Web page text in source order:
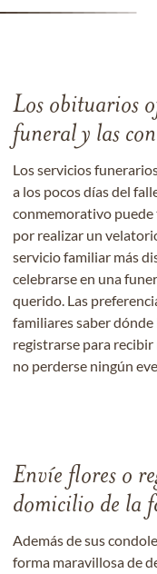
Los obituarios
funeral y las
Los servicios
a los pocos días del
conmemorativo puede
por realizar un
servicio familiar más
celebrarse en una
querido. Las
familiares saber
registrarse para
no perderse ningún
Envíe flores o
domicilio de la
Además de sus
forma maravillosa de